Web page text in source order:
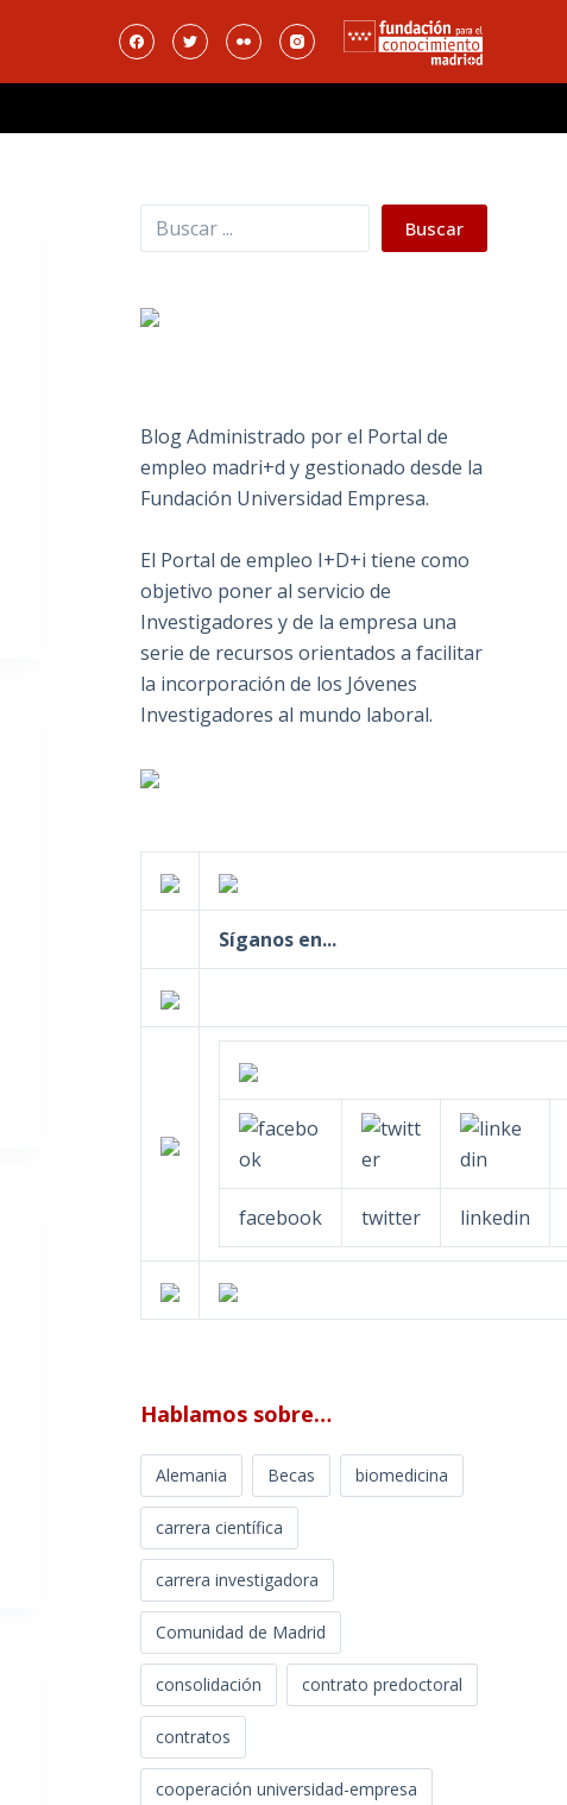
Buscar Buscar
Blog Administrado por el Portal de
empleo madri+d y gestionado desde la
Fundación Universidad Empresa.
El Portal de empleo I+D+i tiene como
objetivo poner al servicio de
Investigadores y de la empresa una
serie de recursos orientados a facilitar
la incorporación de los Jóvenes
Investigadores al mundo laboral.
Síganos en...
facebook twitter linkedin
Hablamos sobre…
Alemania Becas biomedicina
carrera científica
carrera investigadora
Comunidad de Madrid
consolidación contrato predoctoral
contratos
cooperación universidad-empresa